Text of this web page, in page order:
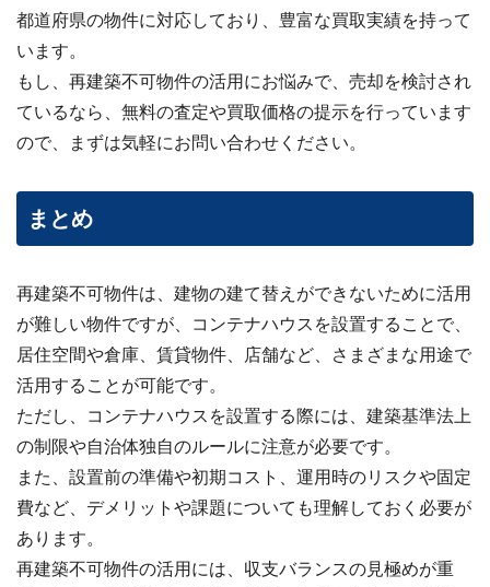
都道府県の物件に対応しており、豊富な買取実績を持って
います。
もし、再建築不可物件の活用にお悩みで、売却を検討され
ているなら、無料の査定や買取価格の提示を行っています
ので、まずは気軽にお問い合わせください。
まとめ
再建築不可物件は、建物の建て替えができないために活用
が難しい物件ですが、コンテナハウスを設置することで、
居住空間や倉庫、賃貸物件、店舗など、さまざまな用途で
活用することが可能です。
ただし、コンテナハウスを設置する際には、建築基準法上
の制限や自治体独自のルールに注意が必要です。
また、設置前の準備や初期コスト、運用時のリスクや固定
費など、デメリットや課題についても理解しておく必要が
あります。
再建築不可物件の活用には、収支バランスの見極めが重